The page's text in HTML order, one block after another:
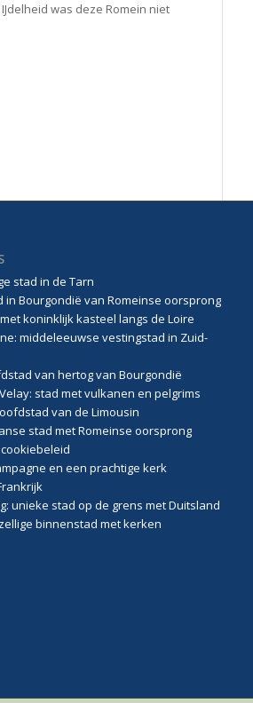
was deze Romein niet
stad in de Tarn
in Bourgondië van Romeinse oorsprong
koninklijk kasteel langs de Loire
middeleeuwse vestingstad in Zuid-
van hertog van Bourgondië
stad met vulkanen en pelgrims
van de Limousin
stad met Romeinse oorsprong
en een prachtige kerk
unieke stad op de grens met Duitsland
binnenstad met kerken